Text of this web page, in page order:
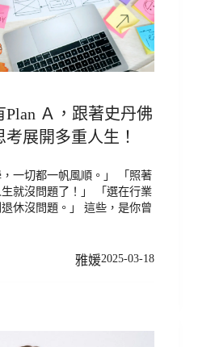
Ａ，跟著史丹佛
展開多重人生！
，一切都一帆風順。」 「照著
就沒問題了！」 「選在行業
休沒問題。」 這些，是你曾
雅媛2025-03-18